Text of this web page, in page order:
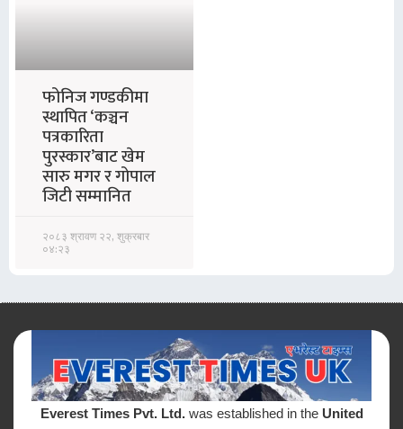
फोनिज गण्डकीमा
स्थापित ‘कञ्चन
पत्रकारिता
पुरस्कार’बाट खेम
सारु मगर र गोपाल
जिटी सम्मानित
२०८३ श्रावण २२, शुक्रबार
०४:२३
Everest Times Pvt. Ltd. was established in the United